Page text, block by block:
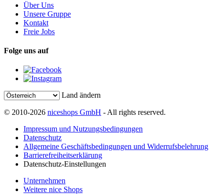
Über Uns
Unsere Gruppe
Kontakt
Freie Jobs
Folge uns auf
Land ändern
© 2010-2026 niceshops GmbH - All rights reserved.
Impressum und Nutzungsbedingungen
Datenschutz
Allgemeine Geschäftsbedingungen und Widerrufsbelehrung
Barrierefreiheitserklärung
Datenschutz-Einstellungen
Unternehmen
Weitere nice Shops